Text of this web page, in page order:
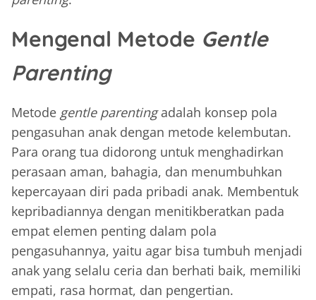
Mengenal Metode Gentle
Parenting
Metode gentle parentingadalah konsep pola
pengasuhan anak dengan metode kelembutan.
Para orang tua didorong untuk menghadirkan
perasaan aman, bahagia, dan menumbuhkan
kepercayaan diri pada pribadi anak. Membentuk
kepribadiannya dengan menitikberatkan pada
empat elemen penting dalam pola
pengasuhannya, yaitu agar bisa tumbuh menjadi
anak yang selalu ceria dan berhati baik, memiliki
empati, rasa hormat, dan pengertian.